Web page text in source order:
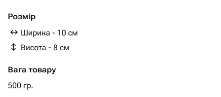
Розмір
Ширина - 10 см
Висота - 8 см
Вага товару
500 гр.